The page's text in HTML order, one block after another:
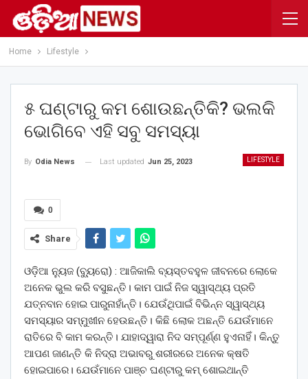
Home Lifestyle
୫ ଘଣ୍ଟାରୁ କମ ଶୋଉଛନ୍ତିକି? ଭଲକି
ଭୋଗିବେ ଏହି ସବୁ ସମସ୍ୟା
LIFESTYLE
By Odia News Last updated Jun 25, 2023
0
Share
ଓଡ଼ିଆ ନ୍ୟୁଜ (ବ୍ୟୁ୍ରୋ) : ଆଜିକାଲି ବ୍ୟସ୍ତବହୁଳ ଜୀବନରେ ଲୋକେ
ଅନେକ ଭୁଲ କରି ବସୁଛନ୍ତି। କାମ ପାଇଁ ନିଜ ସ୍ୱାସ୍ଥ୍ୟ ପ୍ରତି
ଯତ୍ନବାନ ହୋଇ ପାରୁନାହାଁନ୍ତି। ଯେଉଁଥିପାଇଁ ବିଭିନ୍ନ ସ୍ୱାସ୍ଥ୍ୟ
ସମସ୍ୟାର ସମ୍ମୁଖୀନ ହେଉଛନ୍ତି। କିଛି ଲୋକ ଅଛନ୍ତି ଯେଉଁମାନେ
ରାତିରେ ବି କାମ କରନ୍ତି। ଯାହାଦ୍ୱାରା ନିଦ ସମ୍ପୂର୍ଣ୍ଣ ହୁଏନାହିଁ। କିନ୍ତୁ
ଆପଣ ଜାଣନ୍ତି କି ନିଦ୍ରା ଅଭାବରୁ ଶରୀରରେ ଅନେକ କ୍ଷତି
ହୋଇପାରେ। ଯେଉଁମାନେ ପାଞ୍ଚ ଘଣ୍ଟାରୁ କମ୍ ଶୋଇଥାନ୍ତି